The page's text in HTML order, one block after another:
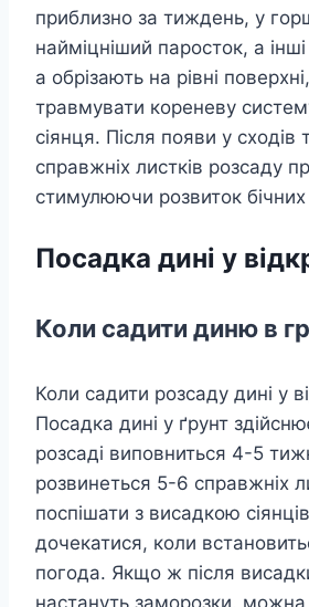
приблизно за тиждень, у
найміцніший паросток, а
а обрізають на рівні
травмувати кореневу
сіянця. Після появи у сходів
справжніх листків розсаду
стимулюючи розвиток бічних
Посадка дині у
Коли садити диню в
Коли садити розсаду дині у
Посадка дині у ґрунт
розсаді виповниться 4-5
розвинеться 5-6 справжніх
поспішати з висадкою
дочекатися, коли
погода. Якщо ж після